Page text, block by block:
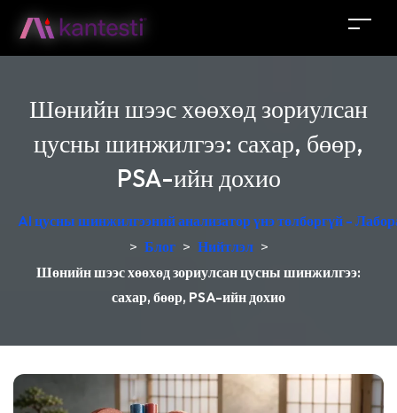
Шөнийн шээс хөөхөд зориулсан
цусны шинжилгээ: сахар, бөөр,
PSA-ийн дохио
AI цусны шинжилгээний анализатор үнэ төлбөргүй -
> Блог > Нийтлэл >
Шөнийн шээс хөөхөд зориулсан цусны шинжилгээ:
сахар, бөөр, PSA-ийн дохио